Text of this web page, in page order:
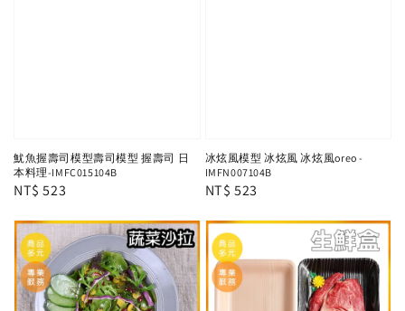
魷魚握壽司模型壽司模型 握壽司 日
本料理-IMFC015104B
Regular
NT$ 523
冰炫風模型 冰炫風 冰炫風oreo -
IMFN007104B
Regular
NT$ 523